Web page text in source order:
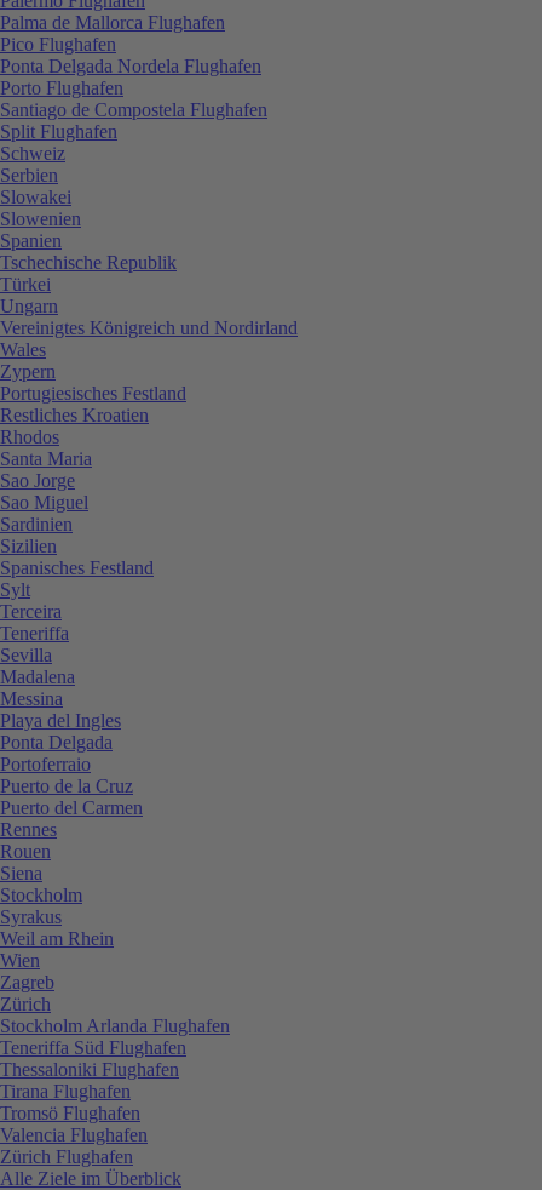
Palma de Mallorca Flughafen
Pico Flughafen
Ponta Delgada Nordela Flughafen
Porto Flughafen
Santiago de Compostela Flughafen
Split Flughafen
Schweiz
Serbien
Slowakei
Slowenien
Spanien
Tschechische Republik
Türkei
Ungarn
Vereinigtes Königreich und Nordirland
Wales
Zypern
Portugiesisches Festland
Restliches Kroatien
Rhodos
Santa Maria
Sao Jorge
Sao Miguel
Sardinien
Sizilien
Spanisches Festland
Sylt
Terceira
Teneriffa
Sevilla
Madalena
Messina
Playa del Ingles
Ponta Delgada
Portoferraio
Puerto de la Cruz
Puerto del Carmen
Rennes
Rouen
Siena
Stockholm
Syrakus
Weil am Rhein
Wien
Zagreb
Zürich
Stockholm Arlanda Flughafen
Teneriffa Süd Flughafen
Thessaloniki Flughafen
Tirana Flughafen
Tromsö Flughafen
Valencia Flughafen
Zürich Flughafen
Alle Ziele im Überblick